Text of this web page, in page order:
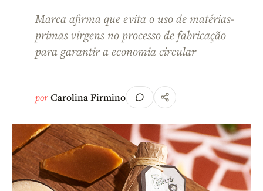
Marca afirma que evita o uso de matérias-
primas virgens no processo de fabricação
para garantir a economia circular
porCarolina Firmino